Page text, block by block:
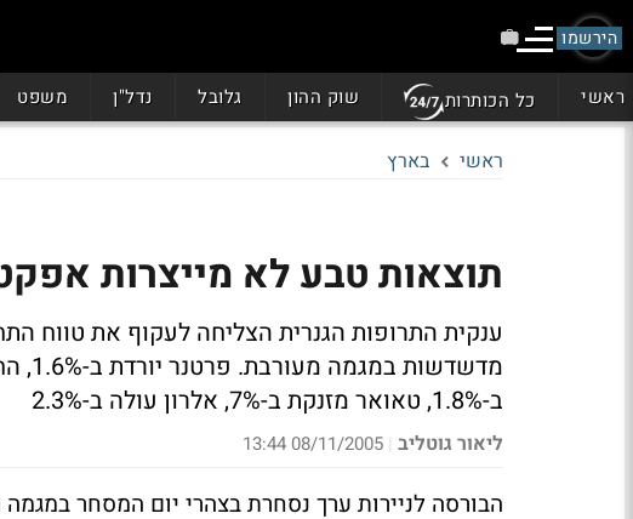
הירשמו
ראשי כל הכותרות שוק ההון גלובל נדל"ן משפט
ראשי בארץ
תוצאות טבע לא מייצרות
ענקית התרופות הגנרית הצליחה לעקוף את טווח
ב-1.8%, טאואר מזנקת ב-7%, אלרון עולה ב-2.3%
ליאור גוטליב |
08/11/2005 13:44
הבורסה לניירות ערך נסחרת בצהרי יום המסחר